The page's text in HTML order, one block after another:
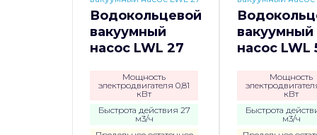
Водокольцевой
вакуумный
насос LWL 27
Мощность
электродвигателя 0,81
кВт
Быстрота действия 27
м3/ч
вакуумный
насос LWL
Мощность
кВт
Быстрота
м3/ч